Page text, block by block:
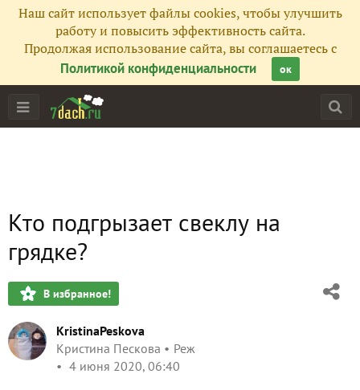
Наш сайт использует файлы cookies, чтобы улучшить
работу и повысить эффективность сайта.
Продолжая использование сайта, вы соглашаетесь с
Политикой конфиденциальности
ок
Кто подгрызает свеклу на
грядке?
В избранное!
KristinaPeskova
Кристина Пескова
Реж
4 июня 2020, 06:40